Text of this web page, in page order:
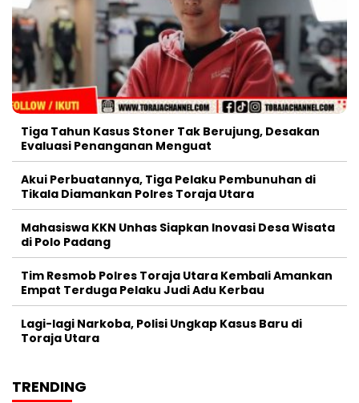
Tiga Tahun Kasus Stoner Tak Berujung, Desakan
Evaluasi Penanganan Menguat
Akui Perbuatannya, Tiga Pelaku Pembunuhan di
Tikala Diamankan Polres Toraja Utara
Mahasiswa KKN Unhas Siapkan Inovasi Desa Wisata
di Polo Padang
Tim Resmob Polres Toraja Utara Kembali Amankan
Empat Terduga Pelaku Judi Adu Kerbau
Lagi-lagi Narkoba, Polisi Ungkap Kasus Baru di
Toraja Utara
TRENDING